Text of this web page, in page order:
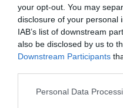
your opt-out. You may
disclosure of your personal
IAB’s list of downstream
also be disclosed by us to
Downstream Participants
Personal Data
PUBLICITÉ